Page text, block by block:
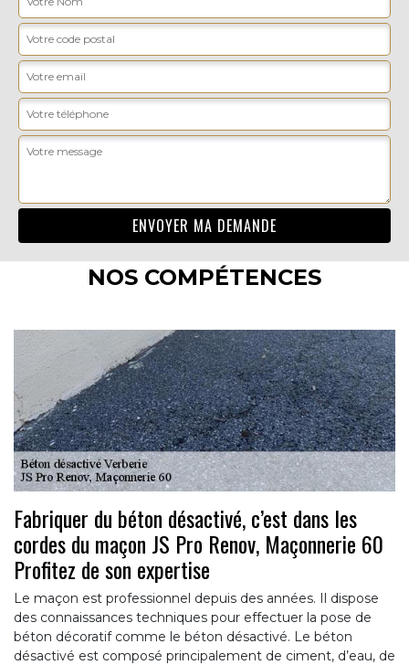
NOS COMPÉTENCES
Fabriquer du béton désactivé, c’est dans les
cordes du maçon JS Pro Renov, Maçonnerie 60
Profitez de son expertise
Le maçon est professionnel depuis des années. Il dispose
des connaissances techniques pour effectuer la pose de
béton décoratif comme le béton désactivé. Le béton
désactivé est composé principalement de ciment, d’eau, de